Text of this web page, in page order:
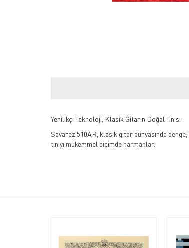
Yenilikçi Teknoloji, Klasik Gitarın Doğal Tınısı
Savarez 510AR, klasik gitar dünyasında
tınıyı mükemmel biçimde harmanlar.